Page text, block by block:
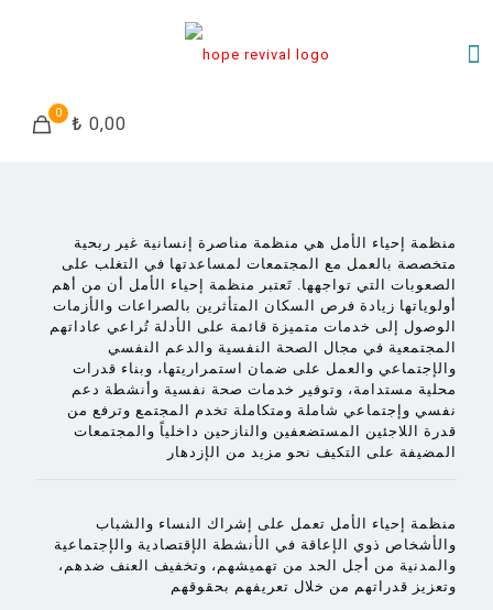
0 ₺ 0,00
منظمة إحياء الأمل هي منظمة مناصرة إنسانية غير ربحية
متخصصة بالعمل مع المجتمعات لمساعدتها في التغلب على
الصعوبات التي تواجهها. تَعتبر منظمة إحياء الأمل أن من أهم
أولوياتها زيادة فرص السكان المتأثرين بالصراعات والأزمات
الوصول إلى خدمات متميزة قائمة على الأدلة تُراعي عاداتهم
المجتمعية في مجال الصحة النفسية والدعم النفسي
والإجتماعي والعمل على ضمان استمراريتها، وبناء قدرات
محلية مستدامة، وتوفير خدمات صحة نفسية وأنشطة دعم
نفسي وإجتماعي شاملة ومتكاملة تخدم المجتمع وترفع من
قدرة اللاجئين المستضعفين والنازحين داخلياً والمجتمعات
المضيفة على التكيف نحو مزيد من الإزدهار
منظمة إحياء الأمل تعمل على إشراك النساء والشباب
والأشخاص ذوي الإعاقة في الأنشطة الإقتصادية والإجتماعية
والمدنية من أجل الحد من تهميشهم، وتخفيف العنف ضدهم،
وتعزيز قدراتهم من خلال تعريفهم بحقوقهم